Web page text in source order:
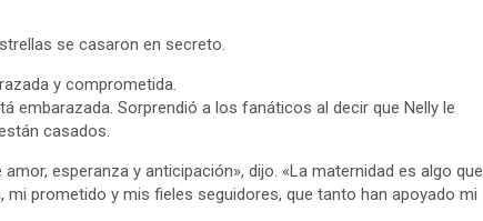
se casaron en secreto.
y comprometida.
embarazada. Sorprendió a los fanáticos al decir que Nelly le
casados.
esperanza y anticipación», dijo. «La maternidad es algo que
prometido y mis fieles seguidores, que tanto han apoyado mi